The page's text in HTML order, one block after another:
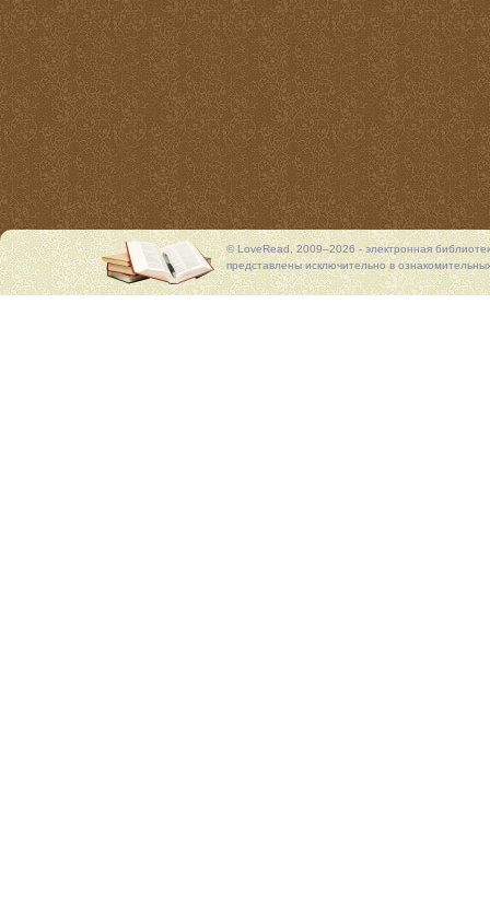
© LoveRead, 2009–2026 - электронная
представлены исключительно в